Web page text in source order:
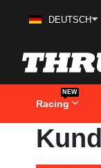
Zum
DEUTSCH
Racing
NEW